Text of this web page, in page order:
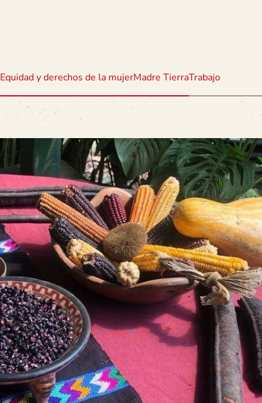
Equidad y derechos de la mujerMadre TierraTrabajo